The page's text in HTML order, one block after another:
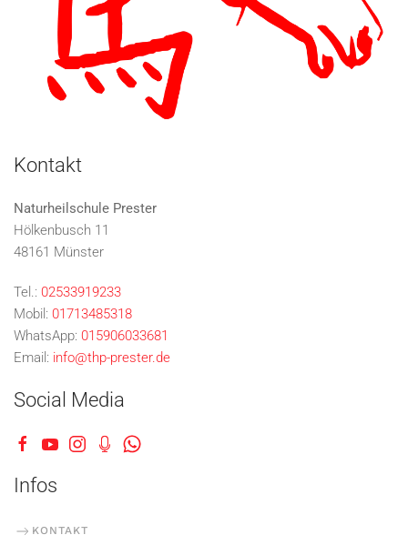
Kontakt
Naturheilschule Prester
Hölkenbusch 11
48161 Münster
Tel.: 02533919233
Mobil: 01713485318
WhatsApp: 015906033681
Email: info@thp-prester.de
Social Media
Infos
KONTAKT